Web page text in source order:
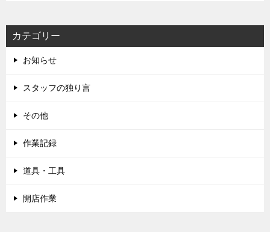
カテゴリー
お知らせ
スタッフの独り言
その他
作業記録
道具・工具
開店作業